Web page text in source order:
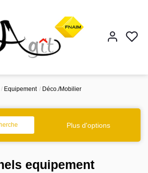
Equipement Déco./Mobilier
Plus d'options
equipement